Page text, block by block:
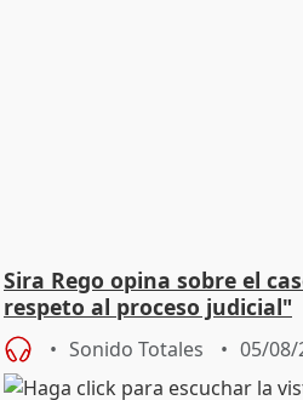
Sira Rego opina sobre el
respeto al proceso judicial"
Sonido Totales 05/08/